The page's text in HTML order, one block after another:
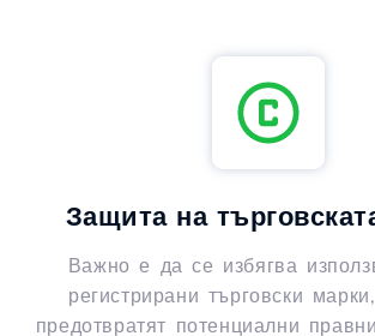
Защита на
Важно е да се избягва
регистрирани търговски
предотвратят потенциални